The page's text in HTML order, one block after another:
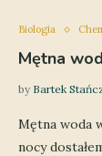
Biologia
Mętna
by Bartek
Mętna woda
nocy